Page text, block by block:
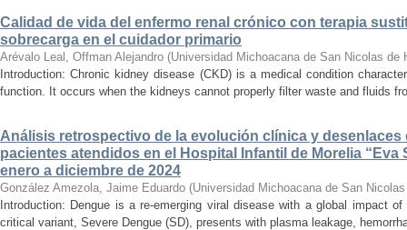
Calidad de vida del enfermo renal crónico con terapia
sobrecarga en el cuidador primario
Arévalo Leal, Offman Alejandro (Universidad Michoacana de San Nicolas de
Introduction: Chronic kidney disease (CKD) is a medical condition
function. It occurs when the kidneys cannot properly filter waste and fluids
Análisis retrospectivo de la evolución clínica y desenlaces
pacientes atendidos en el Hospital Infantil de Morelia “Eva
enero a diciembre de 2024
González Amezola, Jaime Eduardo (Universidad Michoacana de San
Introduction: Dengue is a re-emerging viral disease with a global impact
critical variant, Severe Dengue (SD), presents with plasma leakage,